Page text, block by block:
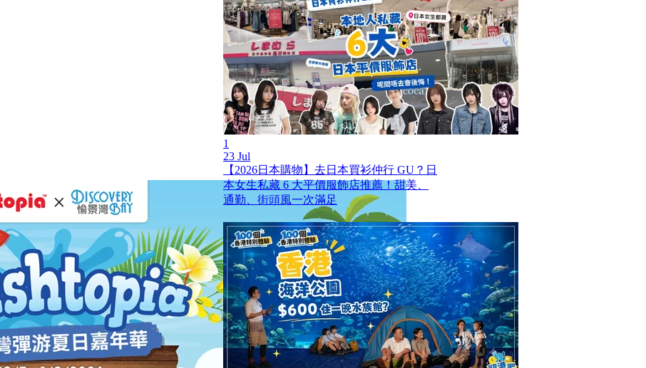
1
23 Jul
【2026日本購物】去日本買衫仲行 GU？日
本女生私藏 6 大平價服飾店推薦！甜美、
通勤、街頭風一次滿足